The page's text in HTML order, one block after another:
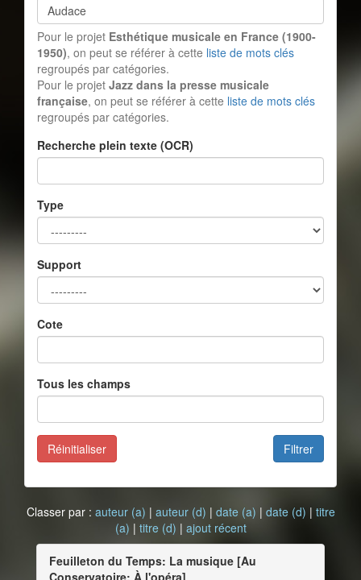
Pour le projet Esthétique musicale en France (1900-
1950), on peut se référer à cette liste de mots clés
regroupés par catégories.
Pour le projet Jazz dans la presse musicale
française, on peut se référer à cette liste de mots clés
regroupés par catégories.
Recherche plein texte (OCR)
Type
Support
Cote
Tous les champs
Filtrer
Réinitialiser
Classer par : auteur (a) | auteur (d) | date (a) | date (d) | titre
(a) | titre (d) | ajout récent
Feuilleton du Temps: La musique [Au
Conservatoire; À l'opéra]